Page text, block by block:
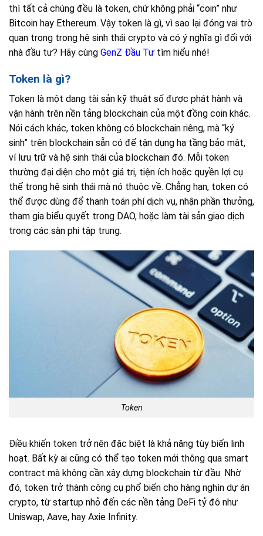
thì tất cả chúng đều là token, chứ không phải “coin” như
Bitcoin hay Ethereum. Vậy token là gì, vì sao lại đóng vai trò
quan trọng trong hệ sinh thái crypto và có ý nghĩa gì đối với
nhà đầu tư? Hãy cùng GenZ Đầu Tư tìm hiểu nhé!
Token là gì?
Token là một dạng tài sản kỹ thuật số được phát hành và
vận hành trên nền tảng blockchain của một đồng coin khác.
Nói cách khác, token không có blockchain riêng, mà “ký
sinh” trên blockchain sẵn có để tận dụng hạ tầng bảo mật,
ví lưu trữ và hệ sinh thái của blockchain đó. Mỗi token
thường đại diện cho một giá trị, tiện ích hoặc quyền lợi cụ
thể trong hệ sinh thái mà nó thuộc về. Chẳng hạn, token có
thể được dùng để thanh toán phí dịch vụ, nhận phần thưởng,
tham gia biểu quyết trong DAO, hoặc làm tài sản giao dịch
trong các sàn phi tập trung.
Token
Điều khiến token trở nên đặc biệt là khả năng tùy biến linh
hoạt. Bất kỳ ai cũng có thể tạo token mới thông qua smart
contract mà không cần xây dựng blockchain từ đầu. Nhờ
đó, token trở thành công cụ phổ biến cho hàng nghìn dự án
crypto, từ startup nhỏ đến các nền tảng DeFi tỷ đô như
Uniswap, Aave, hay Axie Infinity.